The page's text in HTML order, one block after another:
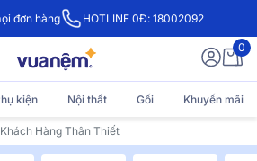
đơn hàng HOTLINE 0Đ: 18002092
0
kiện Nội thất Gối Khuyến mãi
Hàng Thân Thiết